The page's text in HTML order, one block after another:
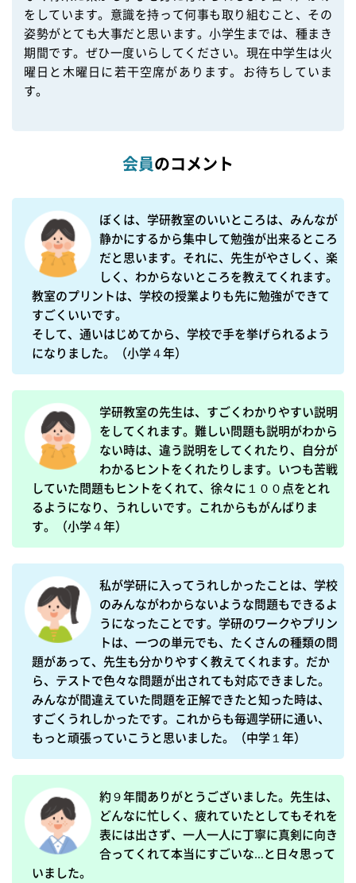
をしています。意識を持って何事も取り組むこと、その
姿勢がとても大事だと思います。小学生までは、種まき
期間です。ぜひ一度いらしてください。現在中学生は火
曜日と木曜日に若干空席があります。お待ちしていま
す。
会員のコメント
ぼくは、学研教室のいいところは、みんなが
静かにするから集中して勉強が出来るところ
だと思います。それに、先生がやさしく、楽
しく、わからないところを教えてくれます。
教室のプリントは、学校の授業よりも先に勉強ができて
すごくいいです。
そして、通いはじめてから、学校で手を挙げられるよう
になりました。（小学４年）
学研教室の先生は、すごくわかりやすい説明
をしてくれます。難しい問題も説明がわから
ない時は、違う説明をしてくれたり、自分が
わかるヒントをくれたりします。いつも苦戦
していた問題もヒントをくれて、徐々に１００点をとれ
るようになり、うれしいです。これからもがんばりま
す。（小学４年）
私が学研に入ってうれしかったことは、学校
のみんながわからないような問題もできるよ
うになったことです。学研のワークやプリン
トは、一つの単元でも、たくさんの種類の問
題があって、先生も分かりやすく教えてくれます。だか
ら、テストで色々な問題が出されても対応できました。
みんなが間違えていた問題を正解できたと知った時は、
すごくうれしかったです。これからも毎週学研に通い、
約９年間ありがとうございました。先生は、
どんなに忙しく、疲れていたとしてもそれを
表には出さず、一人一人に丁寧に真剣に向き
合ってくれて本当にすごいな…と日々思って
いました。